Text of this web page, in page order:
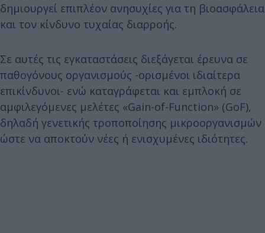
δημιουργεί επιπλέον ανησυχίες για τη βιοασφάλεια
και τον κίνδυνο τυχαίας διαρροής.
Σε αυτές τις εγκαταστάσεις διεξάγεται έρευνα σε
παθογόνους οργανισμούς -ορισμένοι ιδιαίτερα
επικίνδυνοι- ενώ καταγράφεται και εμπλοκή σε
αμφιλεγόμενες μελέτες «Gain-of-Function» (GoF),
δηλαδή γενετικής τροποποίησης μικροοργανισμών
ώστε να αποκτούν νέες ή ενισχυμένες ιδιότητες.